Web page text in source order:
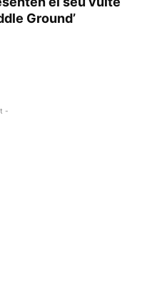
Ground’
-